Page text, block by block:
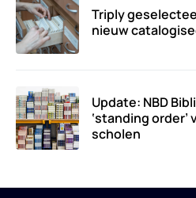
Triply
nieuw
Update: NBD
‘standing
scholen